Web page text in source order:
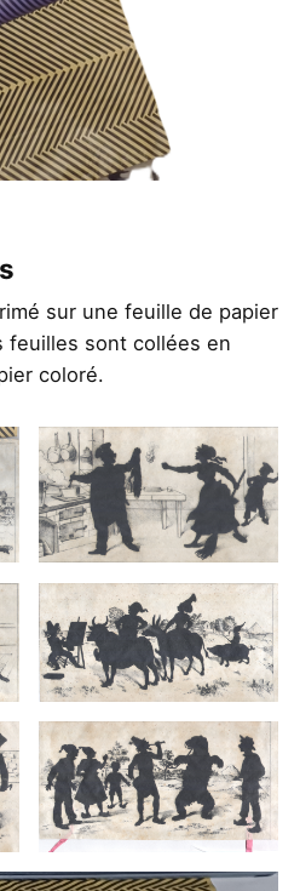
sur une feuille de papier
feuilles sont collées en
coloré.